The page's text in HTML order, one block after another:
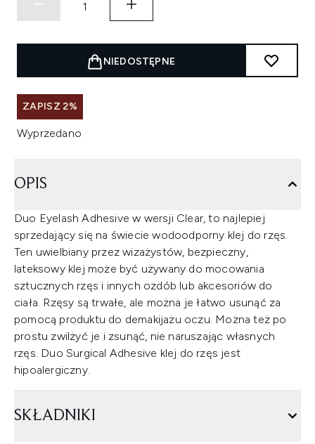
NIEDOSTĘPNE
ZAPISZ 2%
Wyprzedano
OPIS
Duo Eyelash Adhesive w wersji Clear, to najlepiej
sprzedający się na świecie wodoodporny klej do rzęs.
Ten uwielbiany przez wizażystów, bezpieczny,
lateksowy klej może być używany do mocowania
sztucznych rzęs i innych ozdób lub akcesoriów do
ciała. Rzęsy są trwałe, ale można je łatwo usunąć za
pomocą produktu do demakijażu oczu. Można też po
prostu zwilżyć je i zsunąć, nie naruszając własnych
rzęs. Duo Surgical Adhesive klej do rzęs jest
hipoalergiczny.
SKŁADNIKI